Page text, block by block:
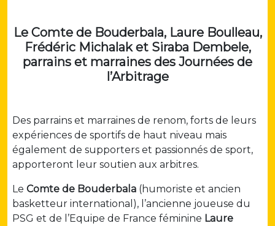
Le Comte de Bouderbala, Laure Boulleau,
Frédéric Michalak et Siraba Dembele,
parrains et marraines des Journées de
l’Arbitrage
Des parrains et marraines de renom, forts de leurs
expériences de sportifs de haut niveau mais
également de supporters et passionnés de sport,
apporteront leur soutien aux arbitres.
Le Comte de Bouderbala (humoriste et ancien
basketteur international), l’ancienne joueuse du
PSG et de l’Equipe de France féminine Laure